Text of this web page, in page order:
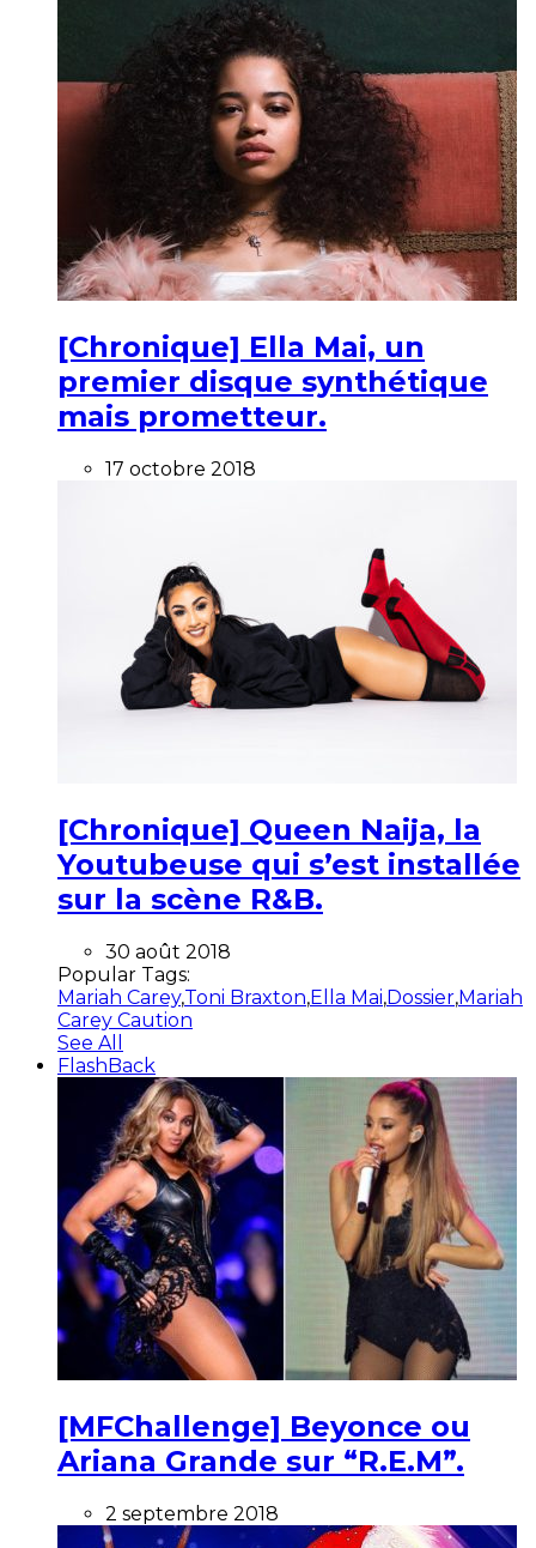
[Chronique] Ella Mai, un
premier disque synthétique
mais prometteur.
17 octobre 2018
[Chronique] Queen Naija, la
Youtubeuse qui s’est installée
sur la scène R&B.
30 août 2018
Popular Tags:
Mariah Carey,Toni Braxton,Ella Mai,Dossier,Mariah
Carey Caution
See All
FlashBack
[MFChallenge] Beyonce ou
Ariana Grande sur “R.E.M”.
2 septembre 2018